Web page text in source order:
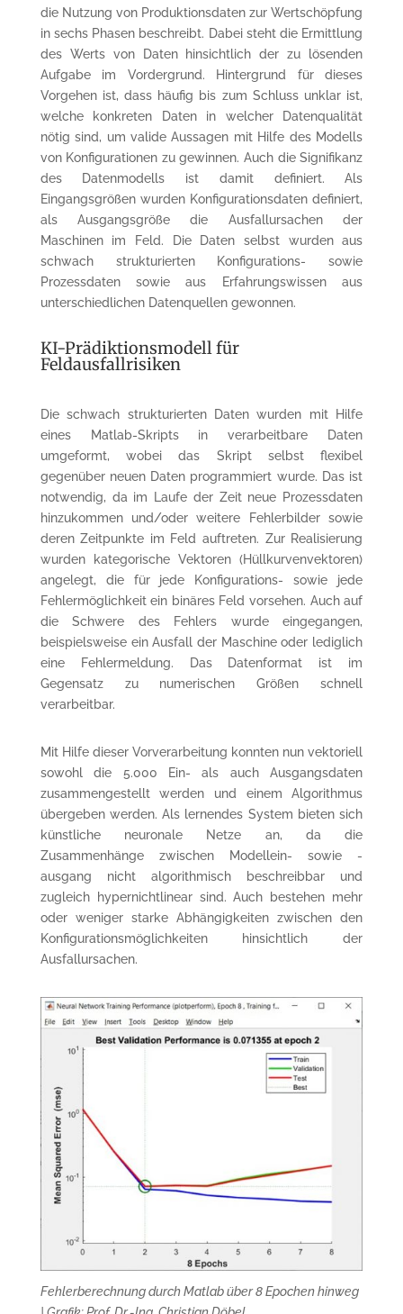
die Nutzung von Produktionsdaten zur Wertschöpfung
in sechs Phasen beschreibt. Dabei steht die Ermittlung
des Werts von Daten hinsichtlich der zu lösenden
Aufgabe im Vordergrund. Hintergrund für dieses
Vorgehen ist, dass häufig bis zum Schluss unklar ist,
welche konkreten Daten in welcher Datenqualität
nötig sind, um valide Aussagen mit Hilfe des Modells
von Konfigurationen zu gewinnen. Auch die Signifikanz
des Datenmodells ist damit definiert. Als
Eingangsgrößen wurden Konfigurationsdaten definiert,
als Ausgangsgröße die Ausfallursachen der
Maschinen im Feld. Die Daten selbst wurden aus
schwach strukturierten Konfigurations- sowie
Prozessdaten sowie aus Erfahrungswissen aus
unterschiedlichen Datenquellen gewonnen.
KI-Prädiktionsmodell für
Feldausfallrisiken
Die schwach strukturierten Daten wurden mit Hilfe
eines Matlab-Skripts in verarbeitbare Daten
umgeformt, wobei das Skript selbst flexibel
gegenüber neuen Daten programmiert wurde. Das ist
notwendig, da im Laufe der Zeit neue Prozessdaten
hinzukommen und/oder weitere Fehlerbilder sowie
deren Zeitpunkte im Feld auftreten. Zur Realisierung
wurden kategorische Vektoren (Hüllkurvenvektoren)
angelegt, die für jede Konfigurations- sowie jede
Fehlermöglichkeit ein binäres Feld vorsehen. Auch auf
die Schwere des Fehlers wurde eingegangen,
beispielsweise ein Ausfall der Maschine oder lediglich
eine Fehlermeldung. Das Datenformat ist im
Gegensatz zu numerischen Größen schnell
verarbeitbar.
Mit Hilfe dieser Vorverarbeitung konnten nun vektoriell
sowohl die 5.000 Ein- als auch Ausgangsdaten
zusammengestellt werden und einem Algorithmus
übergeben werden. Als lernendes System bieten sich
künstliche neuronale Netze an, da die
Zusammenhänge zwischen Modellein- sowie -
ausgang nicht algorithmisch beschreibbar und
zugleich hypernichtlinear sind. Auch bestehen mehr
oder weniger starke Abhängigkeiten zwischen den
Konfigurationsmöglichkeiten hinsichtlich der
Ausfallursachen.
Fehlerberechnung durch Matlab über 8 Epochen hinweg